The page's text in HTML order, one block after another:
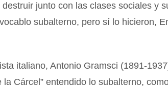
junto con las clases sociales y
subalterno, pero sí lo hicieron,
italiano, Antonio Gramsci (1891-
la Cárcel” entendido lo subalterno,